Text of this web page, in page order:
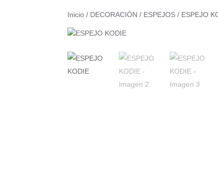
Inicio / DECORACIÓN / ESPEJOS / ESPEJO